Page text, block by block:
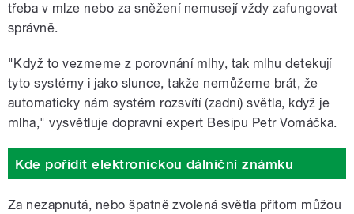
třeba v mlze nebo za sněžení nemusejí vždy zafungovat
správně.
"Když to vezmeme z porovnání mlhy, tak mlhu detekují
tyto systémy i jako slunce, takže nemůžeme brát, že
automaticky nám systém rozsvítí (zadní) světla, když je
mlha," vysvětluje dopravní expert Besipu Petr Vomáčka.
Kde pořídit elektronickou dálniční známku
Za nezapnutá, nebo špatně zvolená světla přitom můžou